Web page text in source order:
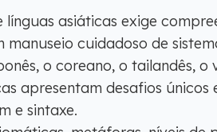
línguas asiáticas exige
manuseio cuidadoso de
o coreano, o tailandês,
apresentam desafios únicos
e sintaxe.